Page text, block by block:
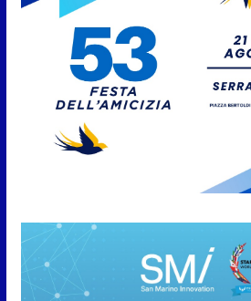
Caccuri
della città e
7 Agosto 2026
partnership